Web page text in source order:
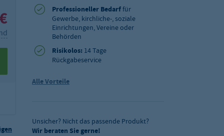
Professioneller Bedarffür
Gewerbe, kirchliche-, soziale
Einrichtungen, Vereine oder
Behörden
Risikolos: 14 Tage
Rückgabeservice
Alle Vorteile
Unsicher? Nicht das passende Produkt?
Wir beraten Sie gerne!